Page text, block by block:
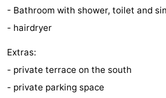
en
Duin
minutes
Plages
Voir
et
faire
Lieux
d'intérêt
-
- Bathroom with shower, toilet and
- hairdryer
Extras:
- private terrace on the south
- private parking space